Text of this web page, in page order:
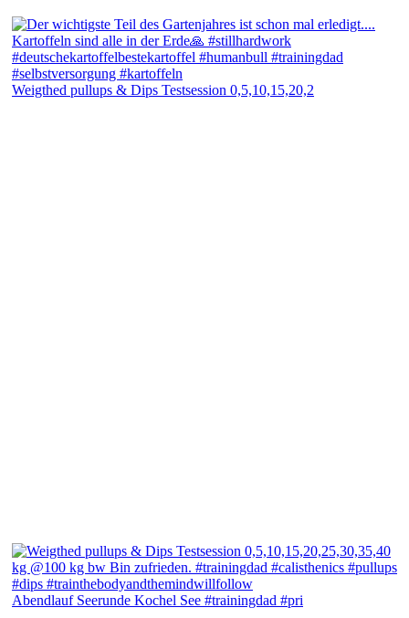
Weigthed pullups & Dips Testsession 0,5,10,15,20,2
Abendlauf Seerunde Kochel See #trainingdad #pri